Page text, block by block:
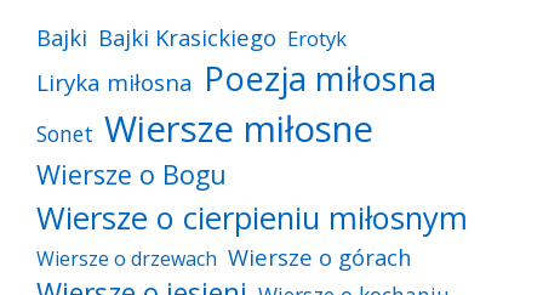
Bajki Bajki Krasickiego Erotyk
Liryka miłosna Poezja miłosna
Sonet Wiersze miłosne
Wiersze o Bogu
Wiersze o cierpieniu miłosnym
Wiersze o drzewach Wiersze o górach